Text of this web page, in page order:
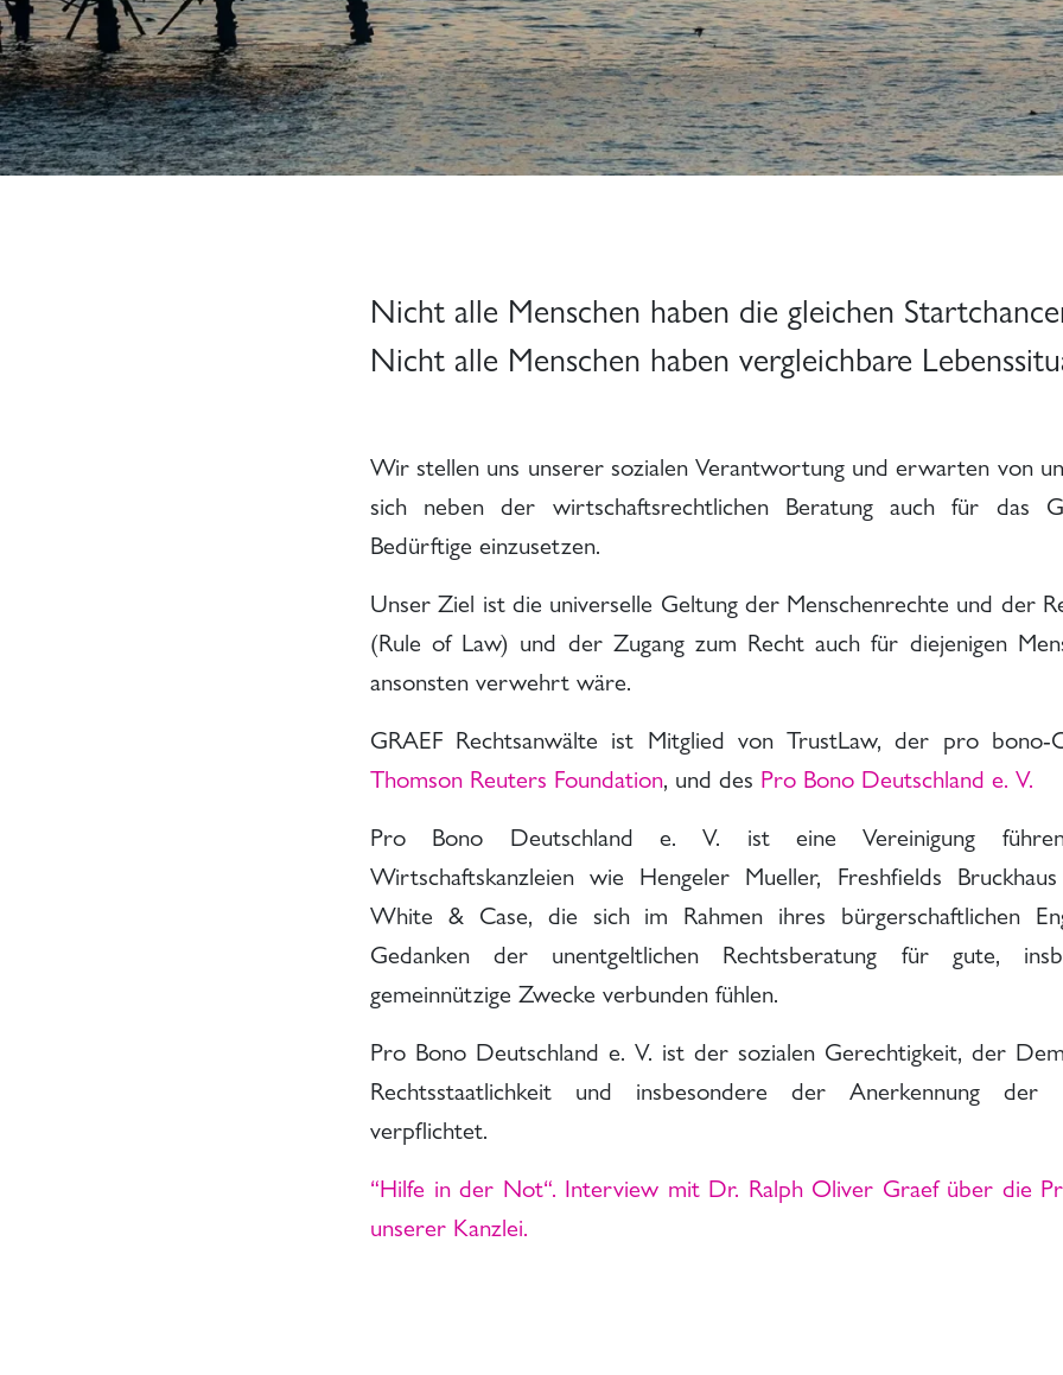
Nicht alle Menschen haben die gleichen
Nicht alle Menschen haben vergleichbare
Wir stellen uns unserer sozialen Verantwortung und erwarten von
sich neben der wirtschaftsrechtlichen Beratung auch für das
Bedürftige einzusetzen.
Unser Ziel ist die universelle Geltung der Menschenrechte und der
(Rule of Law) und der Zugang zum Recht auch für diejenigen
ansonsten verwehrt wäre.
GRAEF Rechtsanwälte ist Mitglied von TrustLaw, der pro bono-
Thomson Reuters Foundation, und des Pro Bono Deutschland e. V.
Pro Bono Deutschland e. V. ist eine Vereinigung
Wirtschaftskanzleien wie Hengeler Mueller, Freshfields
White & Case, die sich im Rahmen ihres bürgerschaftlichen
Gedanken der unentgeltlichen Rechtsberatung für gute,
gemeinnützige Zwecke verbunden fühlen.
Pro Bono Deutschland e. V. ist der sozialen Gerechtigkeit, der
Rechtsstaatlichkeit und insbesondere der Anerkennung der
verpflichtet.
“Hilfe in der Not“. Interview mit Dr. Ralph Oliver Graef über die
unserer Kanzlei.